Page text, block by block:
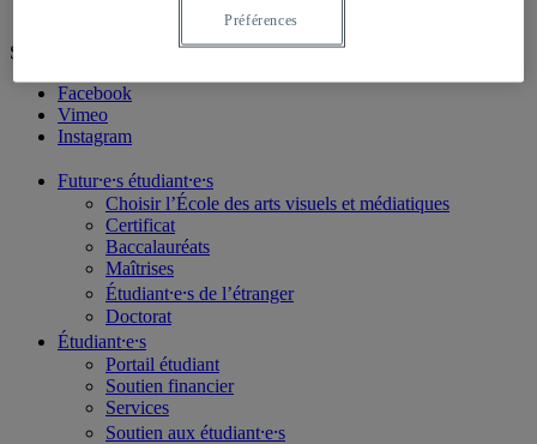
Suivez-nous
Facebook
Vimeo
Instagram
Futur⸱e⸱s étudiant⸱e⸱s
Choisir l’École des arts visuels et médiatiques
Certificat
Baccalauréats
Maîtrises
Étudiant⸱e⸱s de l’étranger
Doctorat
Étudiant⸱e⸱s
Portail étudiant
Soutien financier
Services
Soutien aux étudiant⸱e⸱s
Préférences